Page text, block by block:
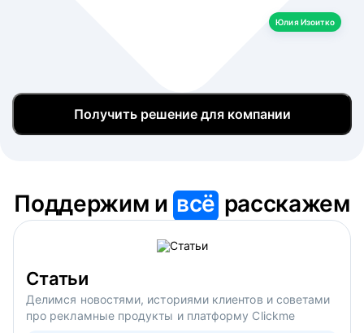
Юлия Изоитко
Получить решение для компании
Поддержим ивсё расскажем
Статьи
Делимся новостями, историями клиентов и советами
про рекламные продукты и платформу Clickme